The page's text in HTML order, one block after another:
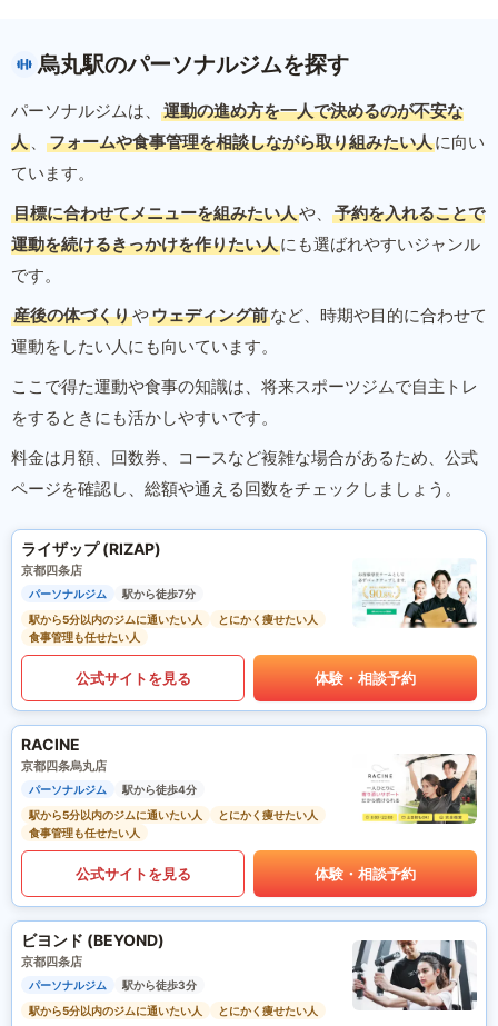
烏丸駅のパーソナルジムを探す
パーソナルジムは、
運動の進め方を一人で決めるのが不安な
人 、 フォームや食事管理を相談しながら取り組みたい人に向い
ています。
目標に合わせてメニューを組みたい人や、
予約を入れることで
運動を続けるきっかけを作りたい人にも選ばれやすいジャンル
です。
産後の体づくりやウェディング前など、時期や目的に合わせて
運動をしたい人にも向いています。
ここで得た運動や食事の知識は、将来スポーツジムで自主トレ
をするときにも活かしやすいです。
料金は月額、回数券、コースなど複雑な場合があるため、公式
ページを確認し、総額や通える回数をチェックしましょう。
ライザップ (RIZAP)
京都四条店
パーソナルジム
駅から徒歩7分
駅から5分以内のジムに通いたい人
とにかく痩せたい人
食事管理も任せたい人
公式サイトを見る 体験・相談予約
RACINE
京都四条烏丸店
パーソナルジム
駅から徒歩4分
駅から5分以内のジムに通いたい人
とにかく痩せたい人
食事管理も任せたい人
公式サイトを見る 体験・相談予約
ビヨンド (BEYOND)
京都四条店
パーソナルジム
駅から徒歩3分
駅から5分以内のジムに通いたい人
とにかく痩せたい人